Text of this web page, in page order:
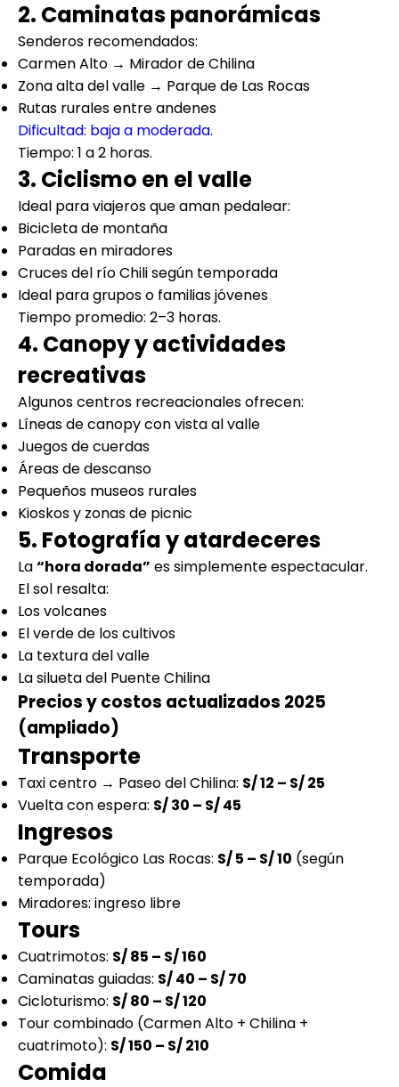
2. Caminatas panorámicas
Senderos recomendados:
Carmen Alto → Mirador de Chilina
Zona alta del valle → Parque de Las Rocas
Rutas rurales entre andenes
Dificultad: baja a moderada.
Tiempo: 1 a 2 horas.
3. Ciclismo en el valle
Ideal para viajeros que aman pedalear:
Bicicleta de montaña
Paradas en miradores
Cruces del río Chili según temporada
Ideal para grupos o familias jóvenes
Tiempo promedio: 2–3 horas.
4. Canopy y actividades
recreativas
Algunos centros recreacionales ofrecen:
Líneas de canopy con vista al valle
Juegos de cuerdas
Áreas de descanso
Pequeños museos rurales
Kioskos y zonas de picnic
5. Fotografía y atardeceres
La“hora dorada” es simplemente espectacular.
El sol resalta:
Los volcanes
El verde de los cultivos
La textura del valle
La silueta del Puente Chilina
Precios y costos actualizados 2025
(ampliado)
Transporte
Taxi centro → Paseo del Chilina: S/ 12 – S/ 25
Vuelta con espera: S/ 30 – S/ 45
Ingresos
Parque Ecológico Las Rocas: S/ 5 – S/ 10 (según
temporada)
Miradores: ingreso libre
Tours
Cuatrimotos: S/ 85 – S/ 160
Caminatas guiadas: S/ 40 – S/ 70
Cicloturismo: S/ 80 – S/ 120
Tour combinado (Carmen Alto + Chilina +
cuatrimoto): S/ 150 – S/ 210
Comida